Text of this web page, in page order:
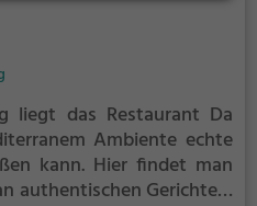
liegt das Restaurant Da
Ambiente echte
kann. Hier findet man
authentischen Gerichten,